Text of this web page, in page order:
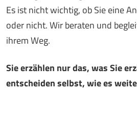
Es ist nicht wichtig, ob Sie eine
oder nicht. Wir beraten und
ihrem Weg.
Sie erzählen nur das, was Sie
entscheiden selbst, wie es